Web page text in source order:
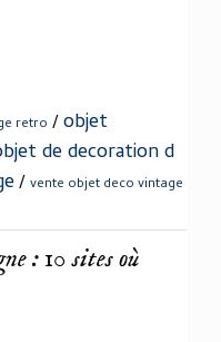
retro /objet
de decoration d
/ vente objet deco vintage
: 10 sites où